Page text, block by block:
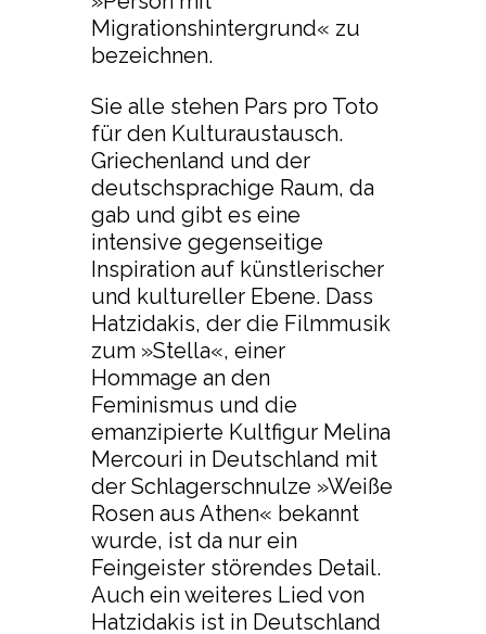
Migrationshintergrund« zu
bezeichnen.
Sie alle stehen Pars pro Toto
für den Kulturaustausch.
Griechenland und der
deutschsprachige Raum, da
gab und gibt es eine
intensive gegenseitige
Inspiration auf künstlerischer
und kultureller Ebene. Dass
Hatzidakis, der die Filmmusik
zum »Stella«, einer
Hommage an den
Feminismus und die
emanzipierte Kultfigur Melina
Mercouri in Deutschland mit
der Schlagerschnulze »Weiße
Rosen aus Athen« bekannt
wurde, ist da nur ein
Feingeister störendes Detail.
Auch ein weiteres Lied von
Hatzidakis ist in Deutschland